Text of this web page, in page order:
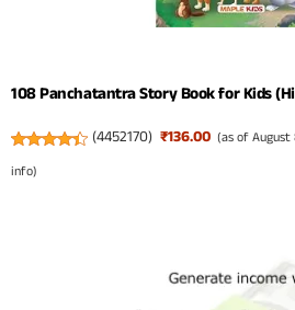
108 Panchatantra Story Book for Kids
(4452170) ₹136.00 (as of August
info)